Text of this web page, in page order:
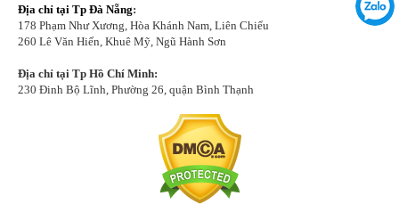
Địa chỉ tại Tp Đà Nẵng:
178 Phạm Như Xương, Hòa Khánh Nam, Liên Chiểu
260 Lê Văn Hiến, Khuê Mỹ, Ngũ Hành Sơn
Địa chỉ tại Tp Hồ Chí Minh:
230 Đinh Bộ Lĩnh, Phường 26, quận Bình Thạnh